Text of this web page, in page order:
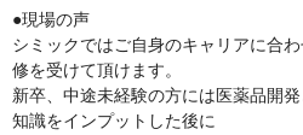
●現場の声
シミックではご自身のキャリアに合
修を受けて頂けます。
新卒、中途未経験の方には医薬品開
知識をインプットした後に